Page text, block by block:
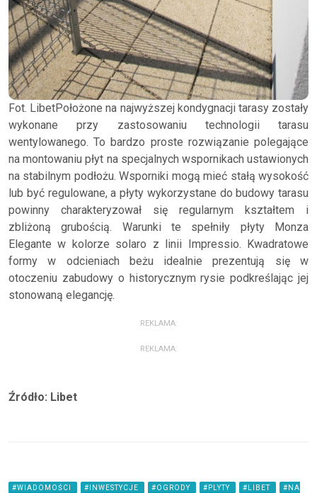
Fot. LibetPołożone na najwyższej kondygnacji tarasy zostały
wykonane przy zastosowaniu technologii tarasu
wentylowanego. To bardzo proste rozwiązanie polegające
na montowaniu płyt na specjalnych wspornikach ustawionych
na stabilnym podłożu. Wsporniki mogą mieć stałą wysokość
lub być regulowane, a płyty wykorzystane do budowy tarasu
powinny charakteryzował się regularnym kształtem i
zbliżoną grubością. Warunki te spełniły płyty Monza
Elegante w kolorze solaro z linii Impressio. Kwadratowe
formy w odcieniach beżu idealnie prezentują się w
otoczeniu zabudowy o historycznym rysie podkreślając jej
stonowaną elegancję.
REKLAMA:
REKLAMA:
Źródło: Libet
#WIADOMOŚCI #INWESTYCJE #OGRODY #PLYTY #LIBET #NA